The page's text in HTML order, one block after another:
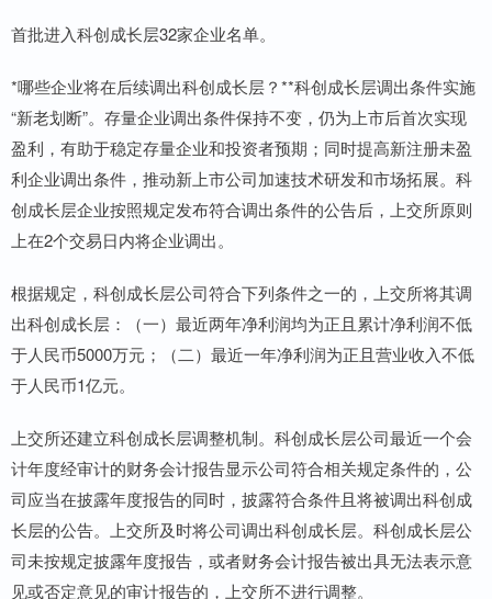
首批进入科创成长层32家企业名单。
*哪些企业将在后续调出科创成长层？**科创成长层调出条件实施
“新老划断”。存量企业调出条件保持不变，仍为上市后首次实现
盈利，有助于稳定存量企业和投资者预期；同时提高新注册未盈
利企业调出条件，推动新上市公司加速技术研发和市场拓展。科
创成长层企业按照规定发布符合调出条件的公告后，上交所原则
上在2个交易日内将企业调出。
根据规定，科创成长层公司符合下列条件之一的，上交所将其调
出科创成长层：（一）最近两年净利润均为正且累计净利润不低
于人民币5000万元；（二）最近一年净利润为正且营业收入不低
于人民币1亿元。
上交所还建立科创成长层调整机制。科创成长层公司最近一个会
计年度经审计的财务会计报告显示公司符合相关规定条件的，公
司应当在披露年度报告的同时，披露符合条件且将被调出科创成
长层的公告。上交所及时将公司调出科创成长层。科创成长层公
司未按规定披露年度报告，或者财务会计报告被出具无法表示意
见或否定意见的审计报告的，上交所不进行调整。